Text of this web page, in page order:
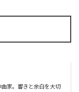
家。響きと余白を大切